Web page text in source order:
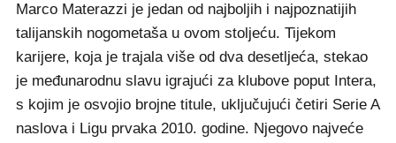
Marco Materazzi je jedan od najboljih i najpoznatijih
talijanskih nogometaša u ovom stoljeću. Tijekom
karijere, koja je trajala više od dva desetljeća, stekao
je međunarodnu slavu igrajući za klubove poput Intera,
s kojim je osvojio brojne titule, uključujući četiri Serie A
naslova i Ligu prvaka 2010. godine. Njegovo najveće